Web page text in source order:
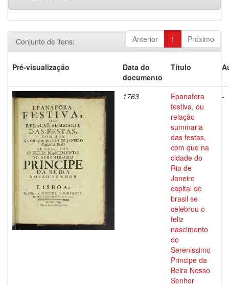
Anterior 1 Próximo
Conjunto de itens:
Pré-visualização
Data do
documento
Título
1763
Epanafora
festiva, ou
relação
summaria
das festas,
com que na
cidade do
Rio de
Janeiro
capital do
brasil se
celebrou o
feliz
nascimento
do
Serenissimo
Principe da
Beira Nosso
Senhor
-